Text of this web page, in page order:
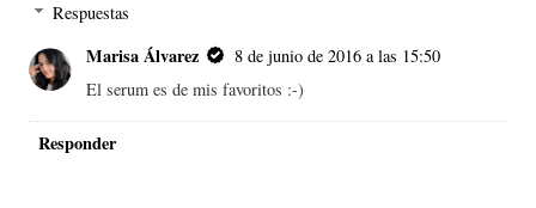
Respuestas
Marisa Álvarez
8 de junio de 2016 a las 15:50
El serum es de mis favoritos :-)
Responder